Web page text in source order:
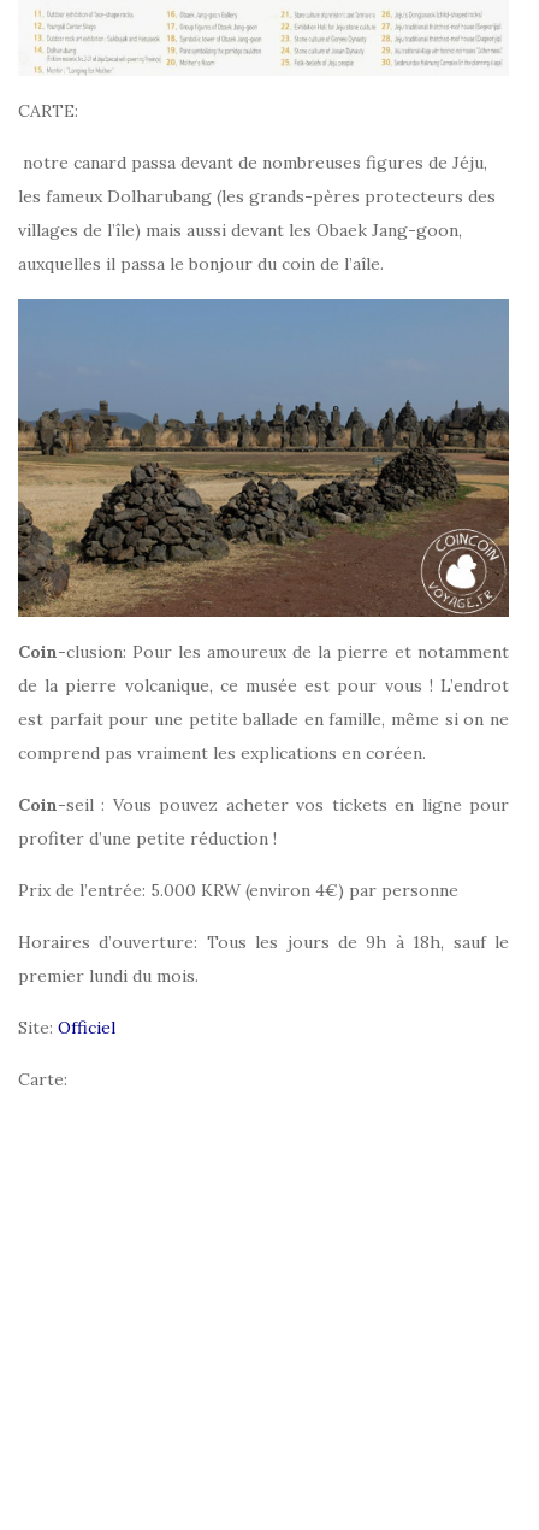
CARTE:
notre canard passa devant de nombreuses figures de Jéju,
les fameux Dolharubang (les grands-pères protecteurs des
villages de l’île) mais aussi devant les Obaek Jang-goon,
auxquelles il passa le bonjour du coin de l’aîle.
Coin-clusion: Pour les amoureux de la pierre et notamment
de la pierre volcanique, ce musée est pour vous ! L’endrot
est parfait pour une petite ballade en famille, même si on ne
comprend pas vraiment les explications en coréen.
Coin-seil : Vous pouvez acheter vos tickets en ligne pour
profiter d’une petite réduction !
Prix de l’entrée: 5.000 KRW (environ 4€) par personne
Horaires d’ouverture: Tous les jours de 9h à 18h, sauf le
premier lundi du mois.
Site: Officiel
Carte: